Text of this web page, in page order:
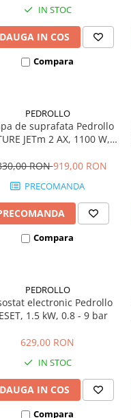
IN STOC
IN COS
Compara
PEDROLLO
de suprafata Pedrollo
JETm 2 AX, 1100 W,
RON919,00 RON
PRECOMANDA
Compara
PEDROLLO
electronic Pedrollo
1.5 kW, 0.8 - 9 bar
629,00 RON
IN STOC
IN COS
Compara